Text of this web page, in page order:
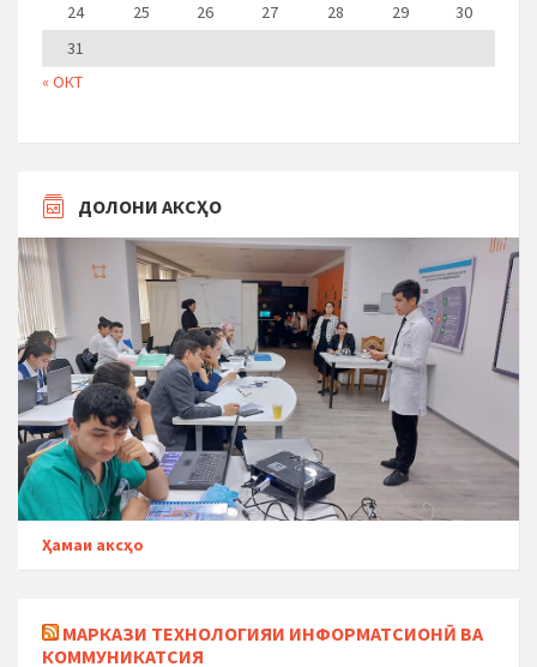
« ОКТ
24
25 26 27 28 29
30
31
ДОЛОНИ АКСҲО
Ҳамаи аксҳо
МАРКАЗИ ТЕХНОЛОГИЯИ ИНФОРМАТСИОНӢ ВА
КОММУНИКАТСИЯ